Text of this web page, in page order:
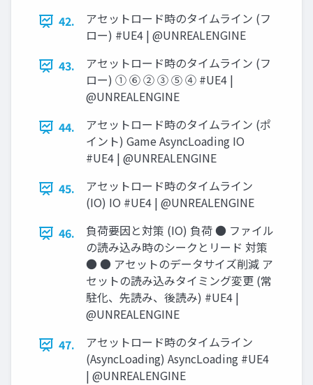
42.
アセットロード時のタイムライン (フ
ロー) #UE4 | @UNREALENGINE
43.
アセットロード時のタイムライン (フ
ロー) ① ⑥ ② ③ ⑤ ④ #UE4 |
@UNREALENGINE
44.
アセットロード時のタイムライン (ポ
イント) Game AsyncLoading IO
#UE4 | @UNREALENGINE
45.
アセットロード時のタイムライン
(IO) IO #UE4 | @UNREALENGINE
46.
負荷要因と対策 (IO) 負荷 ● ファイル
の読み込み時のシークとリード 対策
● ● アセットのデータサイズ削減 ア
セットの読み込みタイミング変更 (常
駐化、先読み、後読み) #UE4 |
@UNREALENGINE
47.
アセットロード時のタイムライン
(AsyncLoading) AsyncLoading #UE4
| @UNREALENGINE